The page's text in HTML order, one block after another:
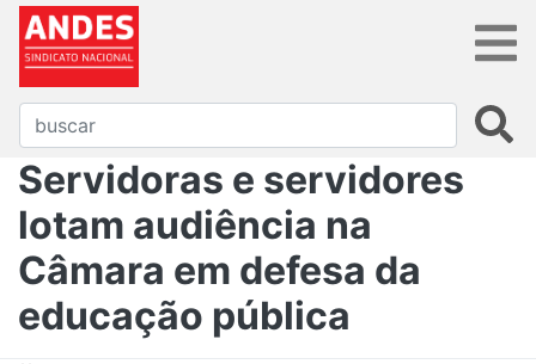
Servidoras e servidores
lotam audiência na
Câmara em defesa da
educação pública